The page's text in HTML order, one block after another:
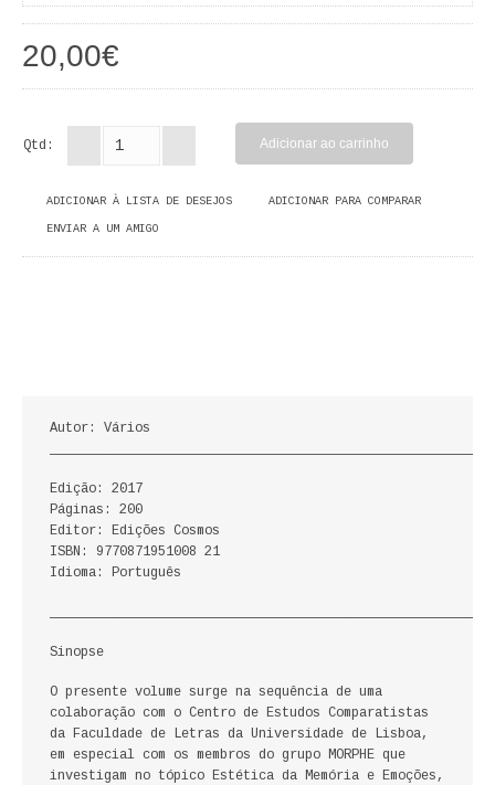
ANTROPOLOGIA E SOCIOLOGIA
COLEÇÃO RAÍZES
ARQUITECTURA
CADERNOS HUMANITAS
ECONOMIA, GESTÃO, CONTABILIDADE
ANÁLISE DA ACÇÃO EDUCATIVA
COLEÇÃO PONTO DE INTERROGAÇÃO
COLEÇÃO PONTO E VÍRGULA
HISTÓRIA DE PORTUGAL
PRÉ-HISTÓRIA
20,00€
Qtd:
ADICIONAR À LISTA DE DESEJOS ADICIONAR PARA COMPARAR
ENVIAR A UM AMIGO
Autor: Vários
Edição: 2017
Páginas: 200
Editor: Edições Cosmos
ISBN: 9770871951008 21
Idioma: Português
Sinopse
O presente volume surge na sequência de uma
colaboração com o Centro de Estudos Comparatistas
da Faculdade de Letras da Universidade de Lisboa,
em especial com os membros do grupo MORPHE que
investigam no tópico Estética da Memória e Emoções,